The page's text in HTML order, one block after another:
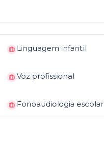
Linguagem infantil
Voz profissional
Fonoaudiologia escolar